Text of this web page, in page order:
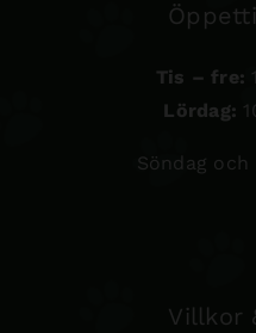
Tis – fre:
Lördag:
Söndag
Villkor